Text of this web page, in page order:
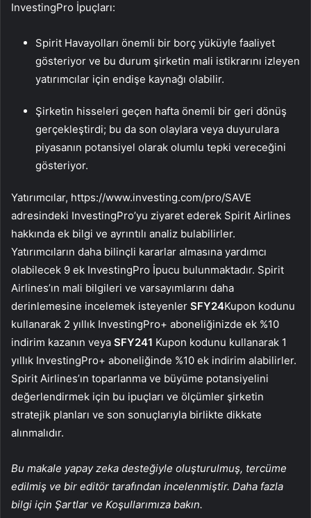
InvestingPro İpuçları:
Spirit Havayolları önemli bir borç yüküyle faaliyet
gösteriyor ve bu durum şirketin mali istikrarını izleyen
yatırımcılar için endişe kaynağı olabilir.
Şirketin hisseleri geçen hafta önemli bir geri dönüş
gerçekleştirdi; bu da son olaylara veya duyurulara
piyasanın potansiyel olarak olumlu tepki vereceğini
gösteriyor.
Yatırımcılar, https://www.investing.com/pro/SAVE
adresindeki InvestingPro’yu ziyaret ederek Spirit Airlines
hakkında ek bilgi ve ayrıntılı analiz bulabilirler.
Yatırımcıların daha bilinçli kararlar almasına yardımcı
olabilecek 9 ek InvestingPro İpucu bulunmaktadır. Spirit
Airlines’ın mali bilgileri ve varsayımlarını daha
derinlemesine incelemek isteyenler SFY24Kupon kodunu
kullanarak 2 yıllık InvestingPro+ aboneliğinizde ek %10
indirim kazanın veya SFY241 Kupon kodunu kullanarak 1
yıllık InvestingPro+ aboneliğinde %10 ek indirim alabilirler.
Spirit Airlines’ın toparlanma ve büyüme potansiyelini
değerlendirmek için bu ipuçları ve ölçümler şirketin
stratejik planları ve son sonuçlarıyla birlikte dikkate
alınmalıdır.
Bu makale yapay zeka desteğiyle oluşturulmuş, tercüme
edilmiş ve bir editör tarafından incelenmiştir. Daha fazla
bilgi için Şartlar ve Koşullarımıza bakın.